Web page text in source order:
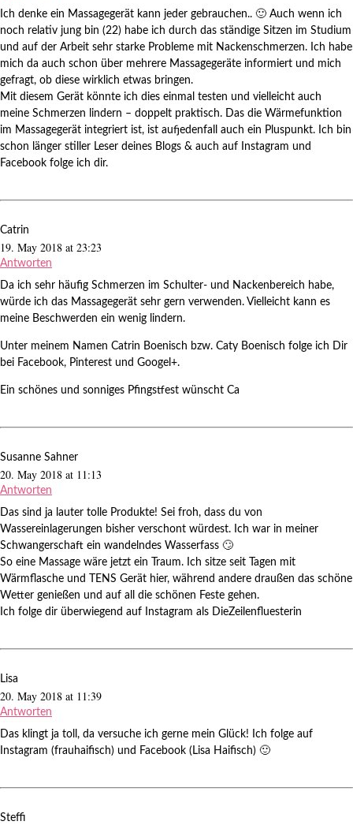
Ich denke ein Massagegerät kann jeder gebrauchen.. 🙂 Auch wenn ich
noch relativ jung bin (22) habe ich durch das ständige Sitzen im Studium
und auf der Arbeit sehr starke Probleme mit Nackenschmerzen. Ich habe
mich da auch schon über mehrere Massagegeräte informiert und mich
gefragt, ob diese wirklich etwas bringen.
Mit diesem Gerät könnte ich dies einmal testen und vielleicht auch
meine Schmerzen lindern – doppelt praktisch. Das die Wärmefunktion
im Massagegerät integriert ist, ist aufjedenfall auch ein Pluspunkt. Ich bin
schon länger stiller Leser deines Blogs & auch auf Instagram und
Facebook folge ich dir.
Catrin
19. May 2018 at 23:23
Antworten
Da ich sehr häufig Schmerzen im Schulter- und Nackenbereich habe,
würde ich das Massagegerät sehr gern verwenden. Vielleicht kann es
meine Beschwerden ein wenig lindern.
Unter meinem Namen Catrin Boenisch bzw. Caty Boenisch folge ich Dir
bei Facebook, Pinterest und Googel+.
Ein schönes und sonniges Pfingstfest wünscht Ca
Susanne Sahner
20. May 2018 at 11:13
Antworten
Das sind ja lauter tolle Produkte! Sei froh, dass du von
Wassereinlagerungen bisher verschont würdest. Ich war in meiner
Schwangerschaft ein wandelndes Wasserfass 🙄
So eine Massage wäre jetzt ein Traum. Ich sitze seit Tagen mit
Wärmflasche und TENS Gerät hier, während andere draußen das schöne
Wetter genießen und auf all die schönen Feste gehen.
Ich folge dir überwiegend auf Instagram als DieZeilenfluesterin
Lisa
20. May 2018 at 11:39
Antworten
Das klingt ja toll, da versuche ich gerne mein Glück! Ich folge auf
Instagram (frauhaifisch) und Facebook (Lisa Haifisch) 🙂
Steffi